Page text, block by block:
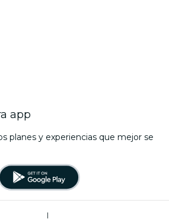
app
planes y experiencias que mejor se
|